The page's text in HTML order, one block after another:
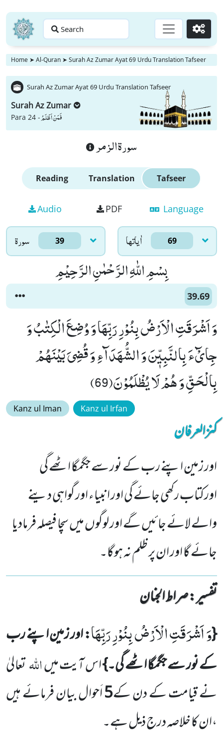
Search Go
Home ➤ Al-Quran ➤ Surah Az Zumar Ayat 69 Urdu Translation Tafseer
Surah Az Zumar Ayat 69 Urdu Translation Tafseer
Surah Az Zumar
Para 24 -فَمَنْ اَظْلَمُ
سورة الزمر
Reading Translation Tafseer
Audio PDF Language
سورۃ 39 اٰياتها 69
بِسْمِ اللّٰهِ الرَّحْمٰنِ الرَّحِیْمِ
39.69
وَ اَشْرَقَتِ الْاَرْضُ بِنُوْرِ رَبِّهَا وَ وُضِعَ الْكِتٰبُ وَ
جِایْٓءَ بِالنَّبِیّٖنَ وَ الشُّهَدَآءِ وَ قُضِیَ بَیْنَهُمْ
بِالْحَقِّ وَ هُمْ لَا یُظْلَمُوْنَ(69)
Kanz ul Iman Kanz ul Irfan
کنزالعرفان
اور زمین اپنے رب کے نور سے جگمگا اٹھے گی
اورکتاب رکھی جائے گی اور انبیاء اور گواہی دینے
والے لائے جائیں گے اور لوگوں میں سچا فیصلہ فرمادیا
جائے گا اور ان پر ظلم نہ ہوگا۔
تفسیر : ‎صراط الجنان
{وَ اَشْرَقَتِ الْاَرْضُ بِنُوْرِ رَبِّهَا: اور زمین اپنے رب
کے نور سے جگمگا اٹھے گی۔}اس آیت میںاللہتعالیٰ
نے قیامت کے دن کے5اَحوال بیان فرمائے ہیں
،ان کا خلاصہ درج ذیل ہے۔